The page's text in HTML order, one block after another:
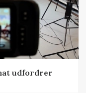
udfordrer